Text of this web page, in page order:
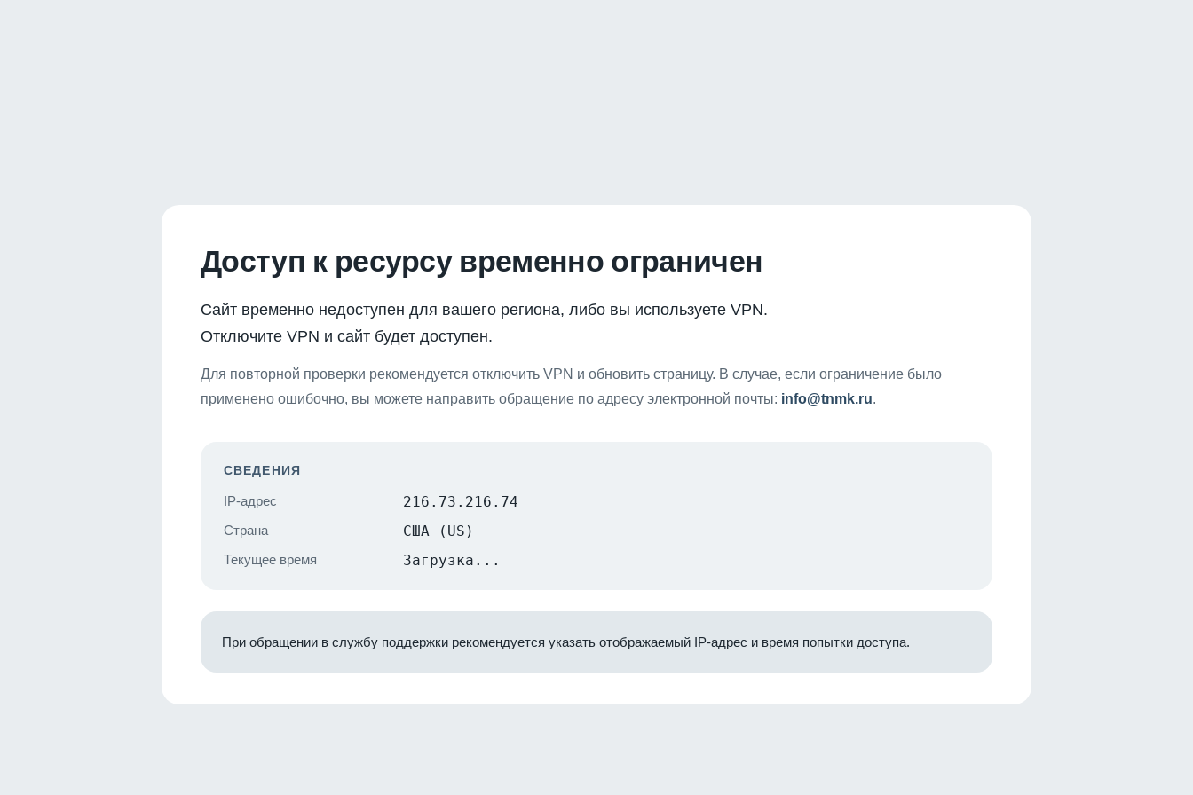
Доступ к ресурсу временно ограничен
Сайт временно недоступен для вашего региона, либо вы используете VPN.
Отключите VPN и сайт будет доступен.
Для повторной проверки рекомендуется отключить VPN и обновить страницу. В случае, если ограничение было
применено ошибочно, вы можете направить обращение по адресу электронной почты: info@tnmk.ru.
СВЕДЕНИЯ
IP-адрес 216.73.216.74
Страна США (US)
Текущее время Загрузка...
При обращении в службу поддержки рекомендуется указать отображаемый IP-адрес и время попытки доступа.